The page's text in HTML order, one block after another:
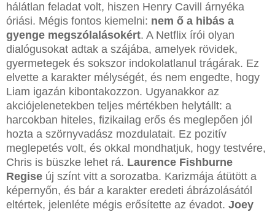
hálátlan feladat volt, hiszen Henry Cavill árnyéka
óriási. Mégis fontos kiemelni: nem ő a hibás a
gyenge megszólalásokért. A Netflix írói olyan
dialógusokat adtak a szájába, amelyek rövidek,
gyermetegek és sokszor indokolatlanul trágárak. Ez
elvette a karakter mélységét, és nem engedte, hogy
Liam igazán kibontakozzon. Ugyanakkor az
akciójelenetekben teljes mértékben helytállt: a
harcokban hiteles, fizikailag erős és meglepően jól
hozta a szörnyvadász mozdulatait. Ez pozitív
meglepetés volt, és okkal mondhatjuk, hogy testvére,
Chris is büszke lehet rá. Laurence Fishburne
Regise új színt vitt a sorozatba. Karizmája átütött a
képernyőn, és bár a karakter eredeti ábrázolásától
eltértek, jelenléte mégis erősítette az évadot. Joey